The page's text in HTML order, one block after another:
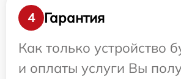
4
Гарантия
Как только устройство
и оплаты услуги Вы